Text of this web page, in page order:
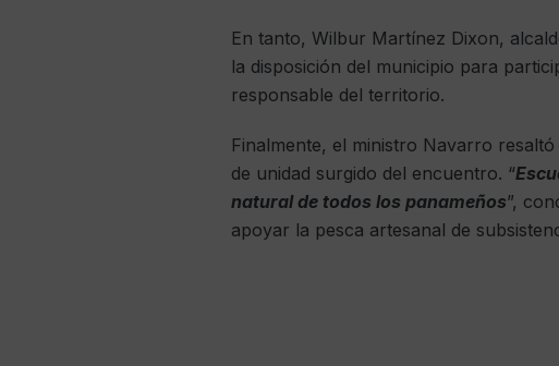
En tanto, Wilbur Martínez Dixon,
la disposición del municipio para
responsable del territorio.
Finalmente, el ministro Navarro
de unidad surgido del encuentro. “
natural de todos los panameños”,
apoyar la pesca artesanal de